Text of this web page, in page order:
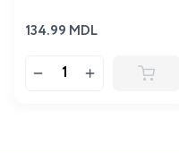
134.99 MDL